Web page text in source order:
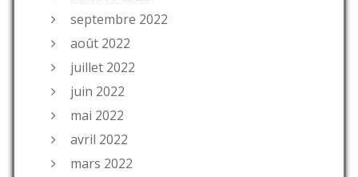
septembre 2022
août 2022
juillet 2022
juin 2022
mai 2022
avril 2022
mars 2022